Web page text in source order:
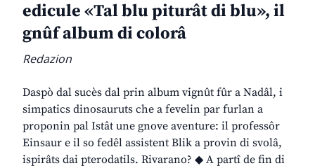
edicule «Tal blu piturât di blu», il
gnûf album di colorâ
Redazion
Daspò dal sucès dal prin album vignût fûr a Nadâl, i
simpatics dinosauruts che a fevelin par furlan a
proponin pal Istât une gnove aventure: il professôr
Einsaur e il so fedêl assistent Blik a provin di svolâ,
ispirâts dai pterodatils. Rivarano? ◆ A partî de fin di